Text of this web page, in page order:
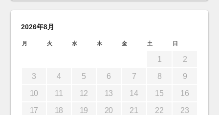
2026年8月
月 火 水 木 金 土 日
1 2
3 4 5 6 7 8 9
10 11 12 13 14 15 16
17 18 19 20 21 22 23